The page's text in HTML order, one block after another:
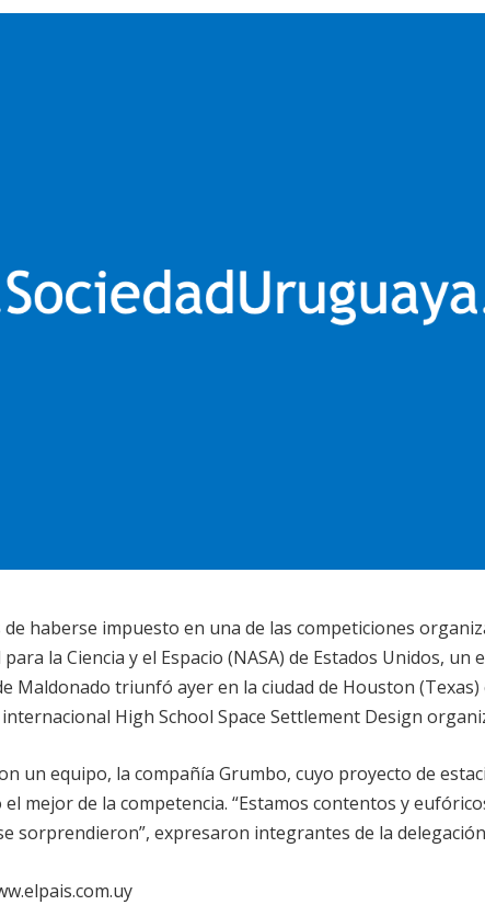
de haberse impuesto en una de las competiciones
para la Ciencia y el Espacio (NASA) de Estados Unidos, un
Maldonado triunfó ayer en la ciudad de Houston (Texas)
High School Space Settlement Design
un equipo, la compañía Grumbo, cuyo proyecto de
mejor de la competencia. “Estamos contentos y
sorprendieron”, expresaron integrantes de la